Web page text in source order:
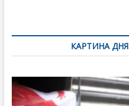
по
записямКАРТИНА ДНЯ